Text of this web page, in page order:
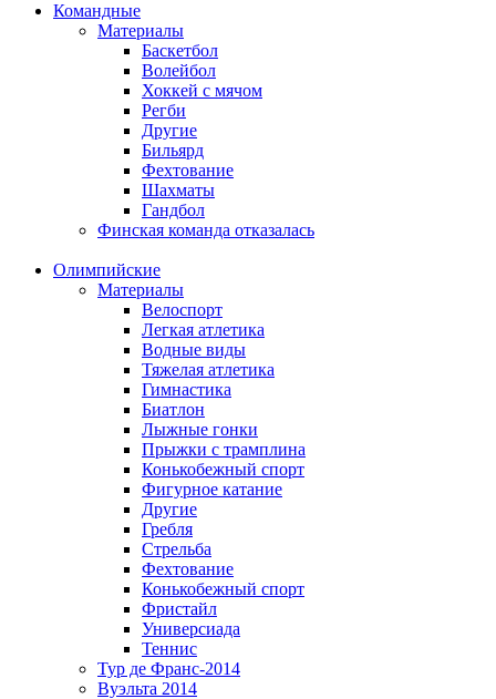
Командные
Материалы
Баскетбол
Волейбол
Хоккей с мячом
Регби
Другие
Бильярд
Фехтование
Шахматы
Гандбол
Финская команда отказалась
Олимпийские
Материалы
Велоспорт
Легкая атлетика
Водные виды
Тяжелая атлетика
Гимнастика
Биатлон
Лыжные гонки
Прыжки с трамплина
Конькобежный спорт
Фигурное катание
Другие
Гребля
Стрельба
Фехтование
Конькобежный спорт
Фристайл
Универсиада
Теннис
Тур де Франс-2014
Вуэльта 2014